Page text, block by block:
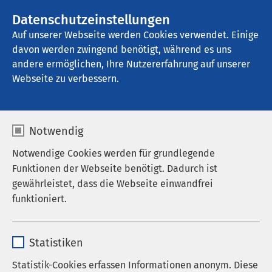
Datenschutzeinstellungen
Auf unserer Webseite werden Cookies verwendet. Einige
davon werden zwingend benötigt, während es uns
andere ermöglichen, Ihre Nutzererfahrung auf unserer
Webseite zu verbessern.
Notwendig
Notwendige Cookies werden für grundlegende
Funktionen der Webseite benötigt. Dadurch ist
gewährleistet, dass die Webseite einwandfrei
funktioniert.
Anbieter sgalinski
Statistiken
Statistik-Cookies erfassen Informationen anonym. Diese
AMEOS Pflegehaus am Sonnenweg
Oldenburg
Kontakt
Anrede
Vorname*